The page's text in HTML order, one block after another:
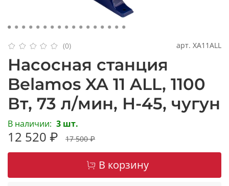
(0) арт. XA11ALL
Насосная станция
Belamos XA 11 ALL, 1100
Вт, 73 л/мин, Н-45, чугун
В наличии: 3 шт.
12 520 ₽ 17 500 ₽
В корзину